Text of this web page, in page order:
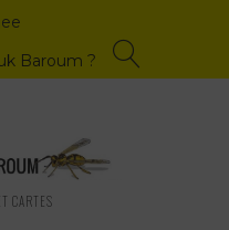
Baroum ?
CARTES